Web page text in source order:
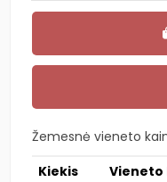
Žemesnė vieneto
Kiekis
Vieneto